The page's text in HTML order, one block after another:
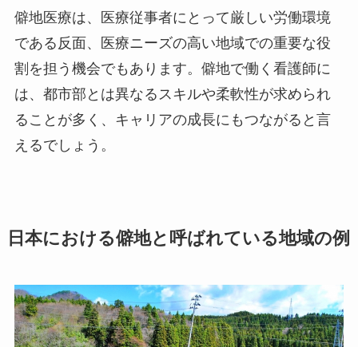
僻地医療は、医療従事者にとって厳しい労働環境
である反面、医療ニーズの高い地域での重要な役
割を担う機会でもあります。僻地で働く看護師に
は、都市部とは異なるスキルや柔軟性が求められ
ることが多く、キャリアの成長にもつながると言
えるでしょう。
日本における僻地と呼ばれている地域の例